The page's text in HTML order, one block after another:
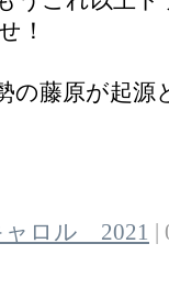
！
の藤原が起
ャロル 2021